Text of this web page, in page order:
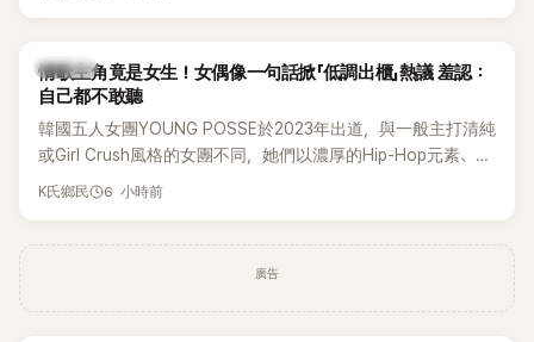
K-POP
情歌主角竟是女生！女偶像一句話掀「低調出櫃」熱議 羞認：
自己都不敢聽
韓國五人女團YOUNG POSSE於2023年出道，與一般主打清純
或Girl Crush風格的女團不同，她們以濃厚的Hip-Hop元素、自
創Rap及成員親自參與創作為特色，MV也融入美式街頭、塗
K氏鄉民 6 小時前
廣告